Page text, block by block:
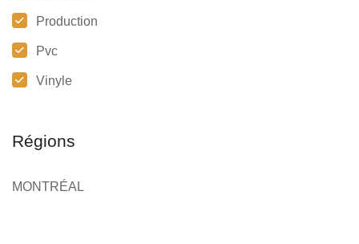
Production
Pvc
Vinyle
Régions
MONTRÉAL